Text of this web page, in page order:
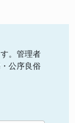
。管理者
公序良俗